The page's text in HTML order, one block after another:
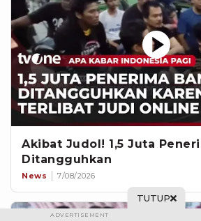
Akibat Judol! 1,5 Juta
Ditangguhkan
News 7/08/2026
TUTUP
ADVERTISEMENT